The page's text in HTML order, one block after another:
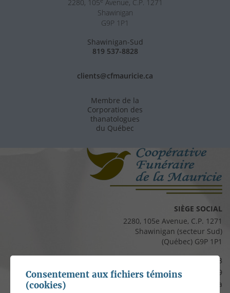
2280, 105 Avenue, C.P. 1271
Shawinigan
G9P 1P1
Shawinigan-Sud
819 537-8828
clients@cfmauricie.ca
Membre de la
Corporation des
thanatologues
du Québec
SIÈGE SOCIAL
2280, 105e Avenue, C.P. 1271
Shawinigan (secteur Sud)
(Québec) G9P 1P1
819 537-8828
Télécopieur :819 537-8829
clients@cfmauricie.ca
Consentement aux fichiers témoins
(cookies)